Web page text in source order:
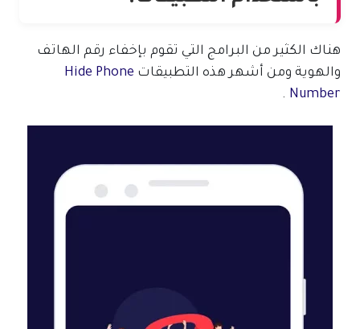
هناك الكثير من البرامج التي تقوم بإخفاء رقم الهاتف
والهوية ومن أشهر هذه التطبيقات Hide Phone
Number
.